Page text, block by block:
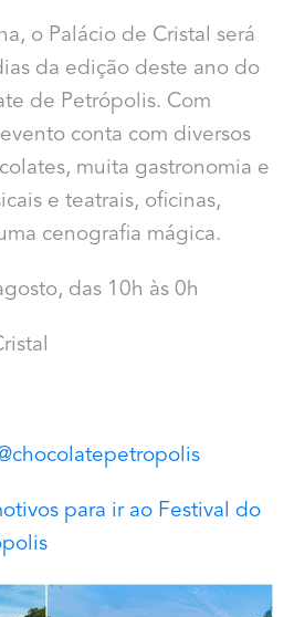
o Palácio de Cristal será
da edição deste ano do
de Petrópolis. Com
conta com diversos
muita gastronomia e
e teatrais, oficinas,
cenografia mágica.
das 10h às 0h
para ir ao Festival do